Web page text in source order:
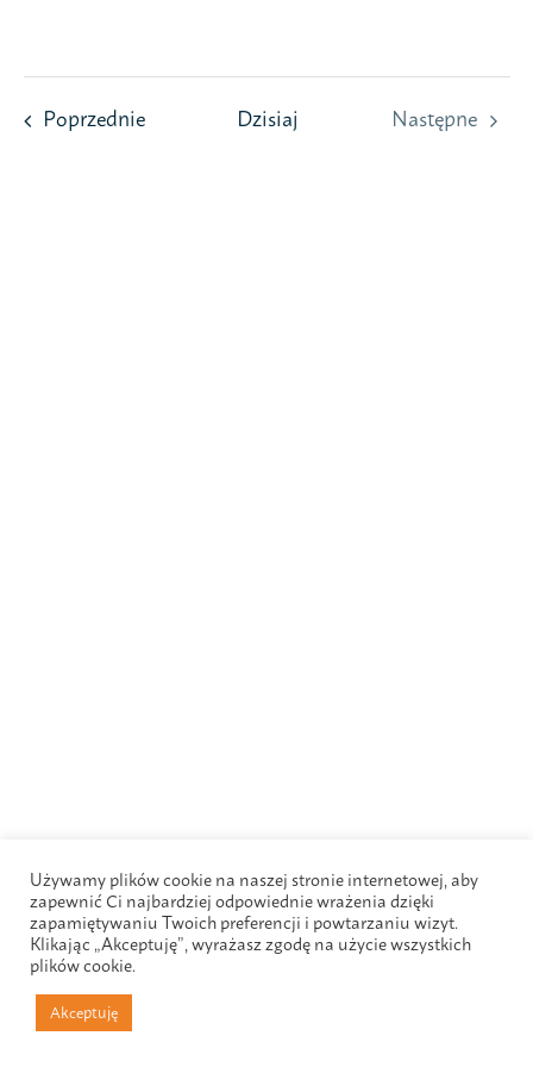
PoprzednieWydarzeniaDzisiaj
Następne
Używamy plików cookie na naszej stronie internetowej, aby
zapewnić Ci najbardziej odpowiednie wrażenia dzięki
zapamiętywaniu Twoich preferencji i powtarzaniu wizyt.
Klikając „Akceptuję”, wyrażasz zgodę na użycie wszystkich
plików cookie.
Akceptuję